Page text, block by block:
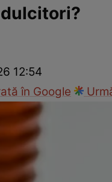
12:54
în Google